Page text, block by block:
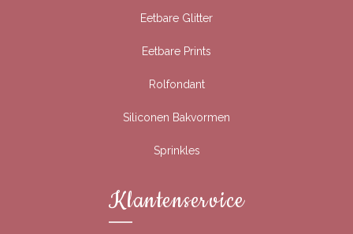
Eetbare Glitter
Eetbare Prints
Rolfondant
Siliconen Bakvormen
Sprinkles
Klantenservice